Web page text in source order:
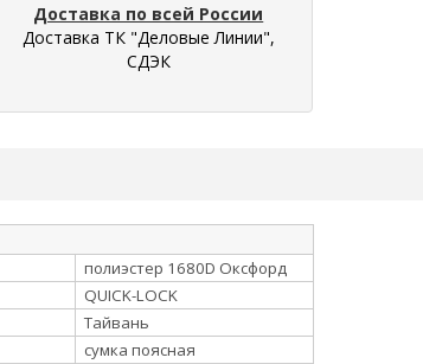
Доставка по всей России
Доставка ТК "Деловые Линии",
СДЭК
полиэстер 1680D Оксфорд
QUICK-LOCK
Тайвань
сумка поясная